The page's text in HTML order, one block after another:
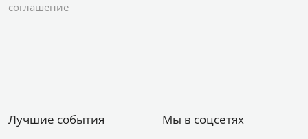
соглашение
Лучшие события Мы в соцсетях